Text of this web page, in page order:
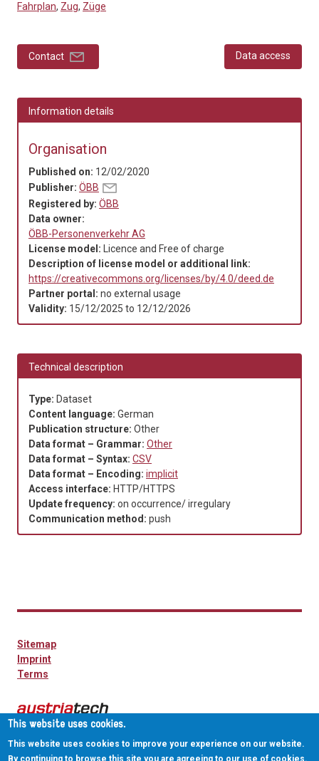
Fahrplan, Zug, Züge
Contact Data access
Information details
Organisation
Published on: 12/02/2020
Publisher: ÖBB
Registered by: ÖBB
Data owner:
ÖBB-Personenverkehr AG
License model:
Licence and Free of charge
Description of license model or additional link:
https://creativecommons.org/licenses/by/4.0/deed.de
Partner portal: no external usage
Validity: 15/12/2025 to 12/12/2026
Technical description
Type: Dataset
Content language: German
Publication structure: Other
Data format – Grammar: Other
Data format – Syntax: CSV
Data format – Encoding: implicit
Access interface: HTTP/HTTPS
Update frequency: on occurrence/ irregulary
Communication method: push
Sitemap
Imprint
Terms
This website uses cookies.
This website uses cookies to improve your experience on our website.
By continuing to browse this site you are agreeing to our use of cookies.